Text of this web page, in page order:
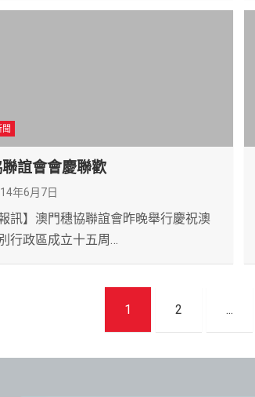
聞
誼會會慶聯歡
年6月7日
報訊】澳門穗協聯誼會昨晚舉行慶祝澳
行政區成立十五周…
1 2 ...